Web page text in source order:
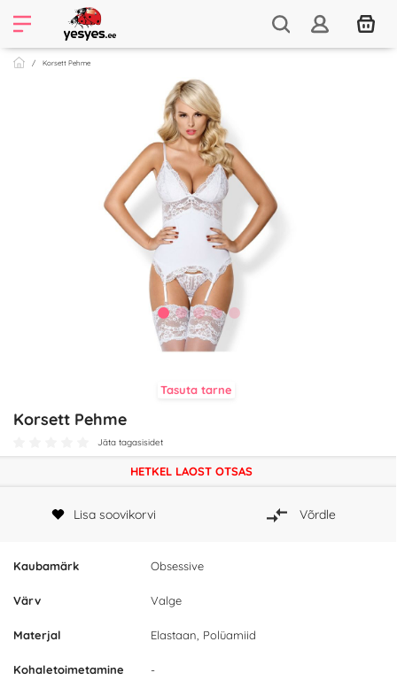
Korsett Pehme
Tasuta tarne
Korsett Pehme
Jäta tagasisidet
Kaubamärk Obsessive
Värv Valge
Materjal Elastaan, Polüamiid
Kohaletoimetamine -
HETKEL LAOST OTSAS
Lisa soovikorvi Võrdle